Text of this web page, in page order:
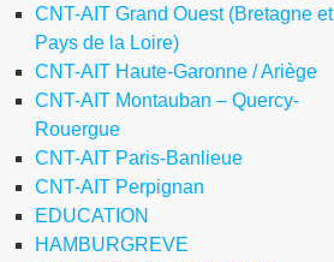
CNT-AIT Grand Ouest (Bretagne et
Pays de la Loire)
CNT-AIT Haute-Garonne / Ariège
CNT-AIT Montauban – Quercy-
Rouergue
CNT-AIT Paris-Banlieue
CNT-AIT Perpignan
EDUCATION
HAMBURGREVE